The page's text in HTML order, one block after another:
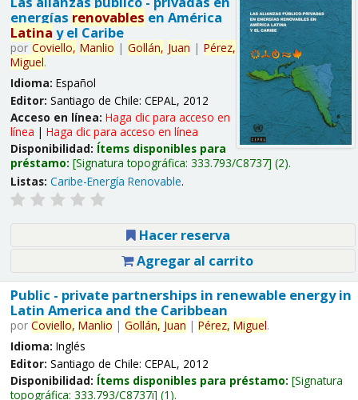
energías renovables en América
Latina y el Caribe
por Coviello, Manlio | Gollán, Juan | Pérez,
Miguel.
Idioma: Español
Editor: Santiago de Chile: CEPAL, 2012
Acceso en línea: Haga clic para acceso en
línea | Haga clic para acceso en línea
Disponibilidad: Ítems disponibles para
préstamo: Signatura topográfica: 333.793/C8737 (2).
Listas: Caribe-Energía Renovable.
Hacer reserva
Agregar al carrito
Public - private partnerships in renewable energy in
Latin America and the Caribbean
por Coviello, Manlio | Gollán, Juan | Pérez, Miguel.
Idioma: Inglés
Editor: Santiago de Chile: CEPAL, 2012
Disponibilidad: Ítems disponibles para préstamo: Signatura
topográfica: 333.793/C8737i (1).